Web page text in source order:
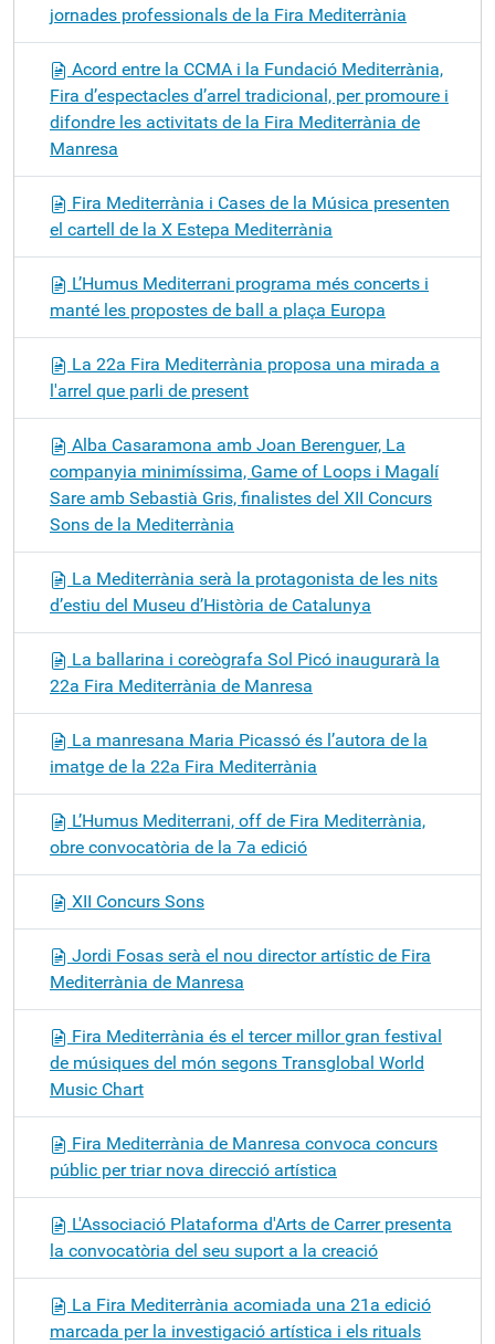
jornades professionals de la Fira Mediterrània
Acord entre la CCMA i la Fundació Mediterrània,
Fira d’espectacles d’arrel tradicional, per promoure i
difondre les activitats de la Fira Mediterrània de
Manresa
Fira Mediterrània i Cases de la Música presenten
el cartell de la X Estepa Mediterrània
L’Humus Mediterrani programa més concerts i
manté les propostes de ball a plaça Europa
La 22a Fira Mediterrània proposa una mirada a
l'arrel que parli de present
Alba Casaramona amb Joan Berenguer, La
companyia minimíssima, Game of Loops i Magalí
Sare amb Sebastià Gris, finalistes del XII Concurs
Sons de la Mediterrània
La Mediterrània serà la protagonista de les nits
d’estiu del Museu d’Història de Catalunya
La ballarina i coreògrafa Sol Picó inaugurarà la
22a Fira Mediterrània de Manresa
La manresana Maria Picassó és l’autora de la
imatge de la 22a Fira Mediterrània
L’Humus Mediterrani, off de Fira Mediterrània,
obre convocatòria de la 7a edició
XII Concurs Sons
Jordi Fosas serà el nou director artístic de Fira
Mediterrània de Manresa
Fira Mediterrània és el tercer millor gran festival
de músiques del món segons Transglobal World
Music Chart
Fira Mediterrània de Manresa convoca concurs
públic per triar nova direcció artística
L'Associació Plataforma d'Arts de Carrer presenta
la convocatòria del seu suport a la creació
La Fira Mediterrània acomiada una 21a edició
marcada per la investigació artística i els rituals